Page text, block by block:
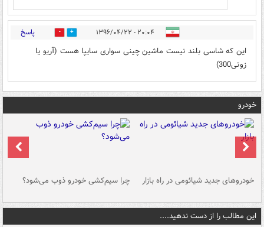
۲۰:۰۴ - ۱۳۹۶/۰۴/۲۲ 1 پاسخ
این که شاسی بلند نیست ماشین چینی سواری سایپا هست (آریو یا
زوتی300)
خودرو
خودروهای جدید شیائومی در راه بازار چرا سیم‌کشی خودرو ذوب می‌شود؟
این مطالب را از دست ندهید....